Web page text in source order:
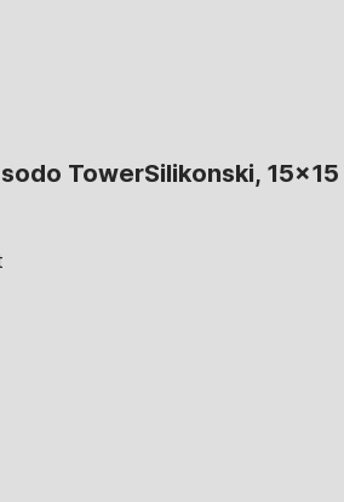
TowerSilikonski, 15x15